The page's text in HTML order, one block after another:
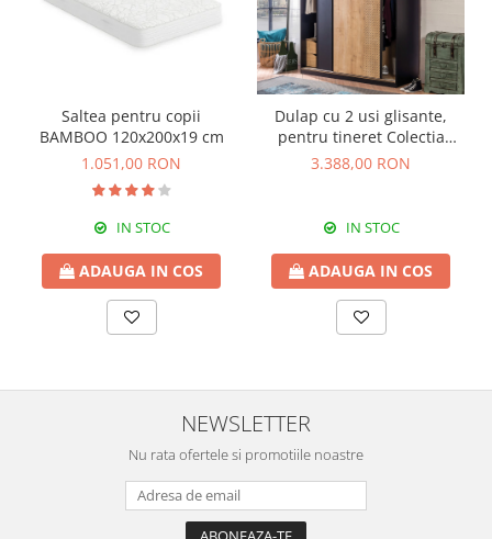
Saltea pentru copii
BAMBOO 120x200x19 cm
1.051,00 RON
IN STOC
ADAUGA IN COS
Dulap cu 2 usi glisante,
pentru tineret Colectia
Black, 164x60x206 cm
3.388,00 RON
IN STOC
ADAUGA IN COS
NEWSLETTER
Nu rata ofertele si promotiile noastre